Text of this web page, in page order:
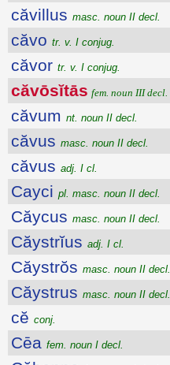
căvillus masc. noun II decl.
căvo tr. v. I conjug.
căvor tr. v. I conjug.
căvōsĭtās fem. noun III decl.
căvum nt. noun II decl.
căvus masc. noun II decl.
căvus adj. I cl.
Cayci pl. masc. noun II decl.
Căycus masc. noun II decl.
Căystrĭus adj. I cl.
Căystrŏs masc. noun II decl.
Căystrus masc. noun II decl.
cĕ conj.
Cēa fem. noun I decl.